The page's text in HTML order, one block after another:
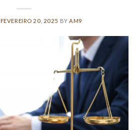
FEVEREIRO 20, 2025 BYAM9